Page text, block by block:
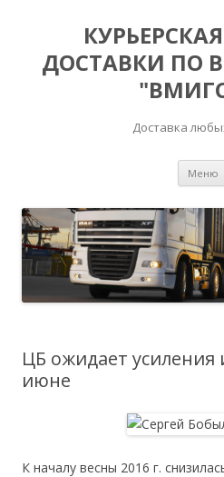
ДОСТАВКИ ПО
Доставка
Меню
ЦБ ожидает
июне
К началу весны 2016 г.